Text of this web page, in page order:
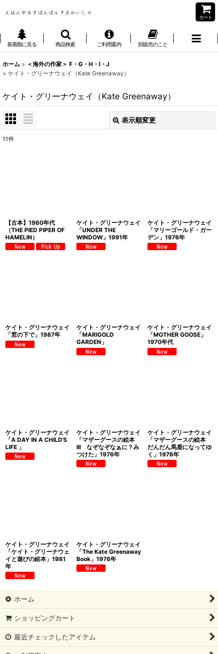
カート
新着順に見る 商品検索 ご利用案内 卸販売のこと
ホーム > ＜海外の作家＞ F・G・H・I・J
> ケイト・グリーナウェイ（Kate Greenaway）
ケイト・グリーナウェイ（Kate Greenaway）
表示順変更
11件
【古本】1960年代
（THE PIED PIPER OF
HAMELIN）
ケイト・グリーナウェイ
「UNDER THE
WINDOW」1991年
ケイト・グリーナウェイ
「マリーゴールド・ガー
デン」1976年
ケイト・グリーナウェイ
「窓の下で」1987年
ケイト・グリーナウェイ
「MARIGOLD
GARDEN」
ケイト・グリーナウェイ
「MOTHER GOOSE」
1970年代
ケイト・グリーナウェイ
「A DAY IN A CHILD'S
LIFE 」
ケイト・グリーナウェイ
「マザーグースの絵本
III なぞなぞなぁに？み
つけた」1976年
ケイト・グリーナウェイ
「マザーグースの絵本
だんだん馬鹿になってゆ
く」1976年
ケイト・グリーナウェイ
「ケイト・グリーナウェ
イと遊びの絵本」1981
年
ケイト・グリーナウェイ
「The Kate Greenaway
Book」1976年
ホーム
ショッピングカート
最近チェックしたアイテム